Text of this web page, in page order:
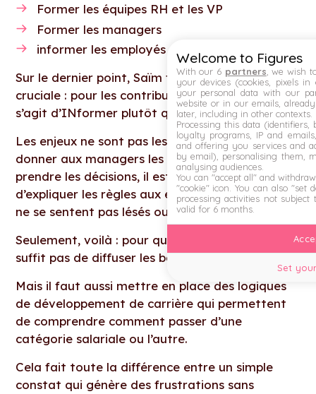
Former les équipes RH et les VP
Former les managers
informer les employés
Sur le dernier point, Saïm fait une distinction
cruciale : pour les contributeurs individuels, il
s’agit d’INformer plutôt que de former.
Les enjeux ne sont pas les mêmes : là où il faut
donner aux managers les bons outils pour
prendre les décisions, il est important
d’expliquer les règles aux employés pour qu’ils
ne se sentent pas lésés ou punis.
Seulement, voilà : pour que ce soit possible, il ne
suffit pas de diffuser les bandes de salaires…
Mais il faut aussi mettre en place des logiques
de développement de carrière qui permettent
de comprendre comment passer d’une
catégorie salariale ou l’autre.
Cela fait toute la différence entre un simple
constat qui génère des frustrations sans
Welcome to Figures
With our 6 partners , we wish
your devices (cookies, pixels
your personal data with our
website or in our emails,
later, including in other contexts.
Processing this data (identifiers,
loyalty programs, IP and
and offering you services and
by email), personalising them,
analysing audiences.
You can "accept all" and
"cookie" icon . You can also "set
processing activities not subject
valid for 6 months.
Set